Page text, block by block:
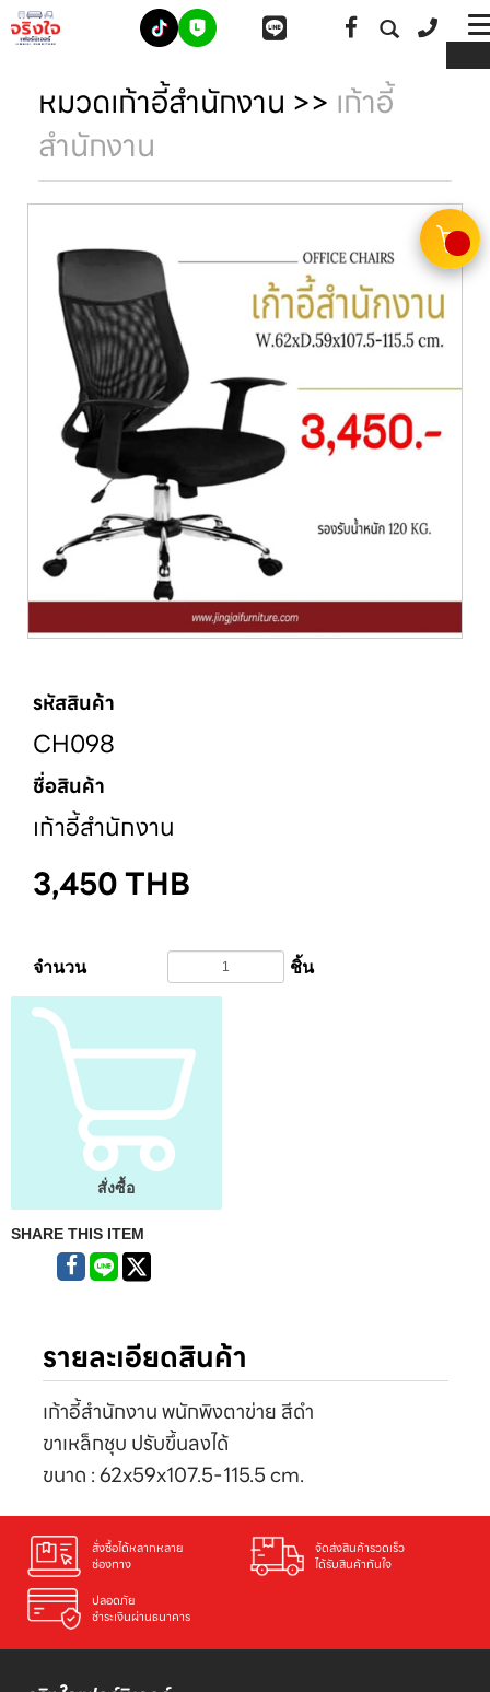
หมวดเก้าอี้สำนักงาน >> เก้าอี้
สำนักงาน
รหัสสินค้า
CH098
ชื่อสินค้า
เก้าอี้สำนักงาน
3,450THB
จำนวน ชิ้น
สั่งซื้อ
SHARE THIS ITEM
รายละเอียดสินค้า
เก้าอี้สำนักงาน พนักพิงตาข่าย สีดำ
ขาเหล็กชุบ ปรับขึ้นลงได้
ขนาด : 62x59x107.5-115.5 cm.
สั่งซื้อได้หลากหลาย
ช่องทาง
จัดส่งสินค้ารวดเร็ว
ได้รับสินค้าทันใจ
ปลอดภัย
ชำระเงินผ่านธนาคาร